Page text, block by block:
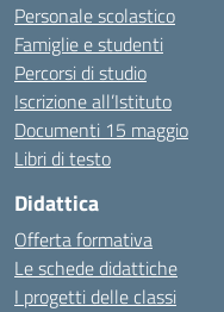
Personale scolastico
Famiglie e studenti
Percorsi di studio
Iscrizione all’Istituto
Documenti 15 maggio
Libri di testo
Didattica
Offerta formativa
Le schede didattiche
I progetti delle classi